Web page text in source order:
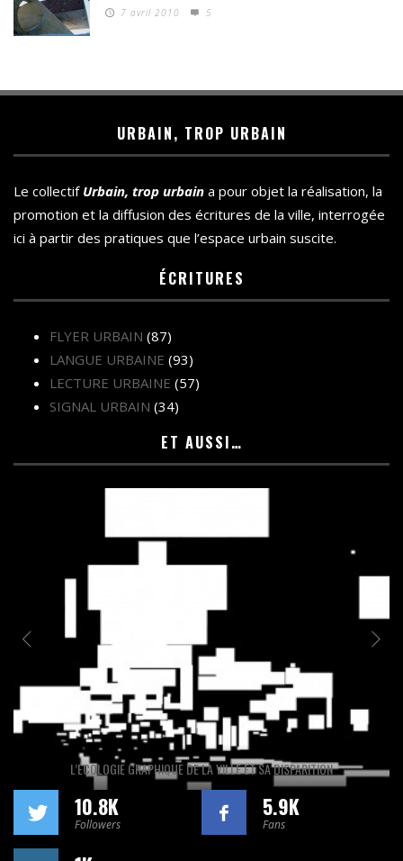
7 avril 2010 5
URBAIN, TROP URBAIN
Le collectif Urbain, trop urbain a pour objet la réalisation, la
promotion et la diffusion des écritures de la ville, interrogée
ici à partir des pratiques que l’espace urbain suscite.
ÉCRITURES
FLYER URBAIN (87)
LANGUE URBAINE (93)
LECTURE URBAINE (57)
SIGNAL URBAIN (34)
ET AUSSI…
L’ÉCOLOGIE GRAPHIQUE DE LA VILLE ET SA DISPARITION
10.8K
Followers
5.9K
Fans